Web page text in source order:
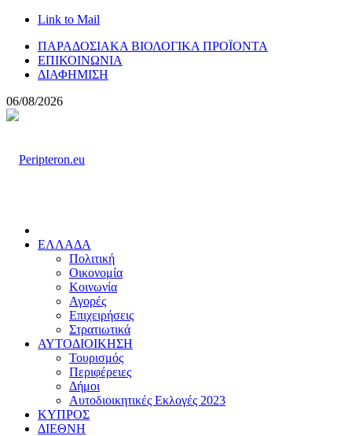
Link to Mail
ΠΑΡΑΔΟΣΙΑΚΑ ΒΙΟΛΟΓΙΚΑ ΠΡΟΪΟΝΤΑ
ΕΠΙΚΟΙΝΩΝΙΑ
ΔΙΑΦΗΜΙΣΗ
06/08/2026
ΕΛΛΑΔΑ
Πολιτική
Οικονομία
Κοινωνία
Αγορές
Επιχειρήσεις
Στρατιωτικά
ΑΥΤΟΔΙΟΙΚΗΣΗ
Τουρισμός
Περιφέρειες
Δήμοι
Αυτοδιοικητικές Εκλογές 2023
ΚΥΠΡΟΣ
ΔΙΕΘΝΗ